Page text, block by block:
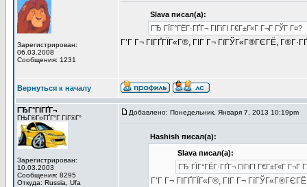
Зарегистрирован:
06.03.2008
Сообщения: 1231
Slava писал(а):
ГЂ ГЇГ°ГЁГ·ГҐГ¬ ГІГіГІ Г€Г±Г«Г Г¬Г ГЎГ Г¤?
Г’Г Г¬ ГІГҐГЇГ«Г®, ГІГ Г¬ ГїГЎГ«Г®ГЄГЁ,
Вернуться к началу
ГЂГ°ГІГҐГ¬
ГЊГ®Г¤ГҐГ°Г ГІГ®Г°
Зарегистрирован:
10.03.2003
Сообщения: 8295
Откуда: Russia, Ufa
Добавлено: Понедельник, Января 7, 2013 10:19pm
Hashish писал(а):
Slava писал(а):
ГЂ ГЇГ°ГЁГ·ГҐГ¬ ГІГіГІ Г€Г±Г«Г Г¬Г
Г’Г Г¬ ГІГҐГЇГ«Г®, ГІГ Г¬